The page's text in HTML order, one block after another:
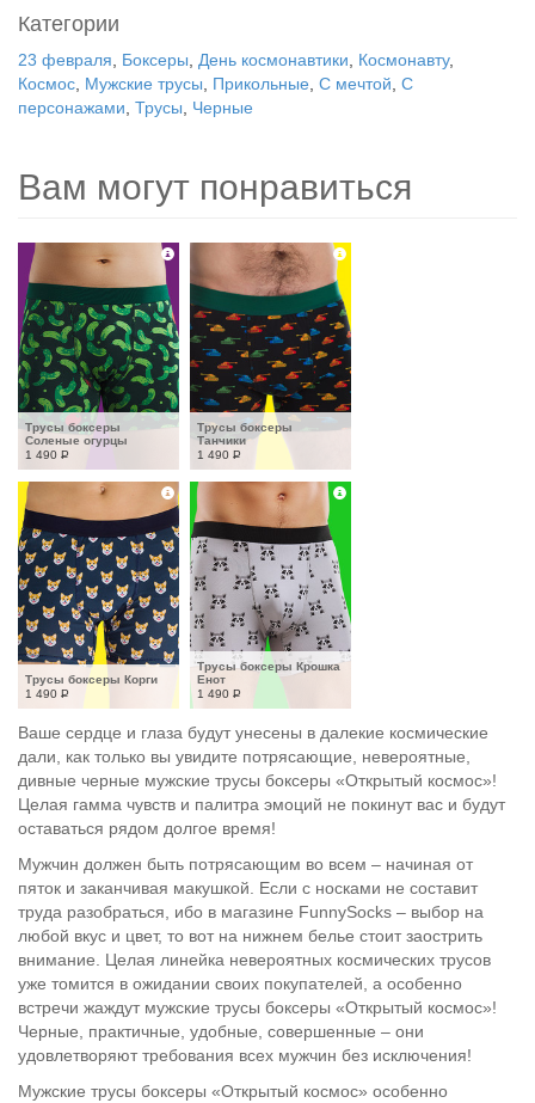
Категории
23 февраля Боксеры День космонавтики Космонавту,
Космос Мужские трусы Прикольные С мечтой С
персонажами Трусы Черные
Вам могут понравиться
Трусы боксеры
Соленые огурцы
1 490 Р
Трусы боксеры
Танчики
1 490 Р
Трусы боксеры Корги
1 490 Р
Трусы боксеры Крошка
Енот
1 490 Р
Ваше сердце и глаза будут унесены в далекие космические
дали, как только вы увидите потрясающие, невероятные,
дивные черные мужские трусы боксеры «Открытый космос»!
Целая гамма чувств и палитра эмоций не покинут вас и будут
оставаться рядом долгое время!
Мужчин должен быть потрясающим во всем – начиная от
пяток и заканчивая макушкой. Если с носками не составит
труда разобраться, ибо в магазине FunnySocks – выбор на
любой вкус и цвет, то вот на нижнем белье стоит заострить
внимание. Целая линейка невероятных космических трусов
уже томится в ожидании своих покупателей, а особенно
встречи жаждут мужские трусы боксеры «Открытый космос»!
Черные, практичные, удобные, совершенные – они
удовлетворяют требования всех мужчин без исключения!
Мужские трусы боксеры «Открытый космос» особенно